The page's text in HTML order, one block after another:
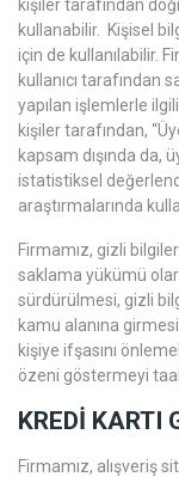
kişiler tarafından
kullanabilir. Kişisel
için de kullanılabilir.
kullanıcı tarafından
yapılan işlemlerle
kişiler tarafından,
kapsam dışında
istatistiksel
araştırmalarında
Firmamız, gizli
saklama yükümü
sürdürülmesi, gizli
kamu alanına
kişiye ifşasını
özeni göstermeyi
KREDİ KARTI
Firmamız, alışveriş